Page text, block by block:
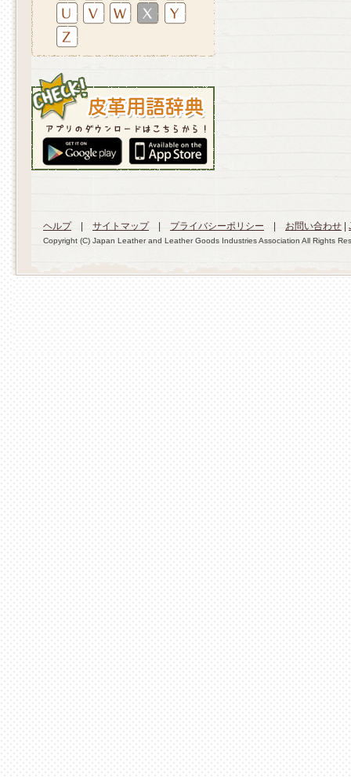
ヘルプ| サイトマップ| プライバシーポリシー お問い合わせ
Copyright (C) Japan Leather and Leather Goods Industries Association All Rights